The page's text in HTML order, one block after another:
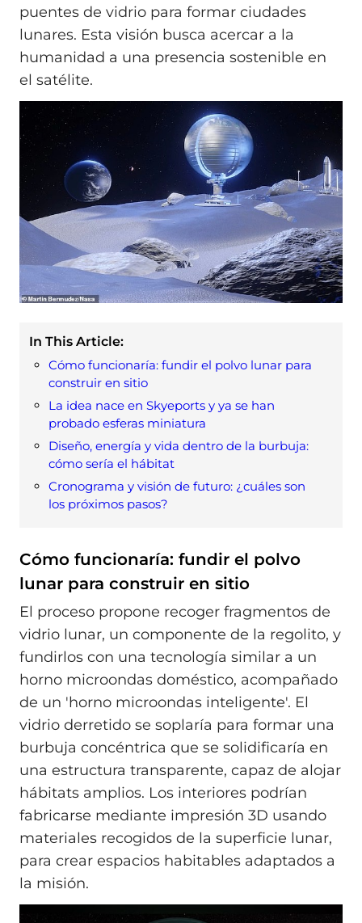
puentes de vidrio para formar ciudades
lunares. Esta visión busca acercar a la
humanidad a una presencia sostenible en
el satélite.
In This Article:
Cómo funcionaría: fundir el polvo lunar para
construir en sitio
La idea nace en Skyeports y ya se han
probado esferas miniatura
Diseño, energía y vida dentro de la burbuja:
cómo sería el hábitat
Cronograma y visión de futuro: ¿cuáles son
los próximos pasos?
Cómo funcionaría: fundir el polvo
lunar para construir en sitio
El proceso propone recoger fragmentos de
vidrio lunar, un componente de la regolito, y
fundirlos con una tecnología similar a un
horno microondas doméstico, acompañado
de un 'horno microondas inteligente'. El
vidrio derretido se soplaría para formar una
burbuja concéntrica que se solidificaría en
una estructura transparente, capaz de alojar
hábitats amplios. Los interiores podrían
fabricarse mediante impresión 3D usando
materiales recogidos de la superficie lunar,
para crear espacios habitables adaptados a
la misión.